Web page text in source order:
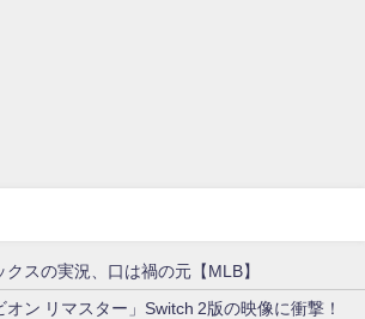
クスの実況、口は禍の元【MLB】
オン リマスター」Switch 2版の映像に衝撃！